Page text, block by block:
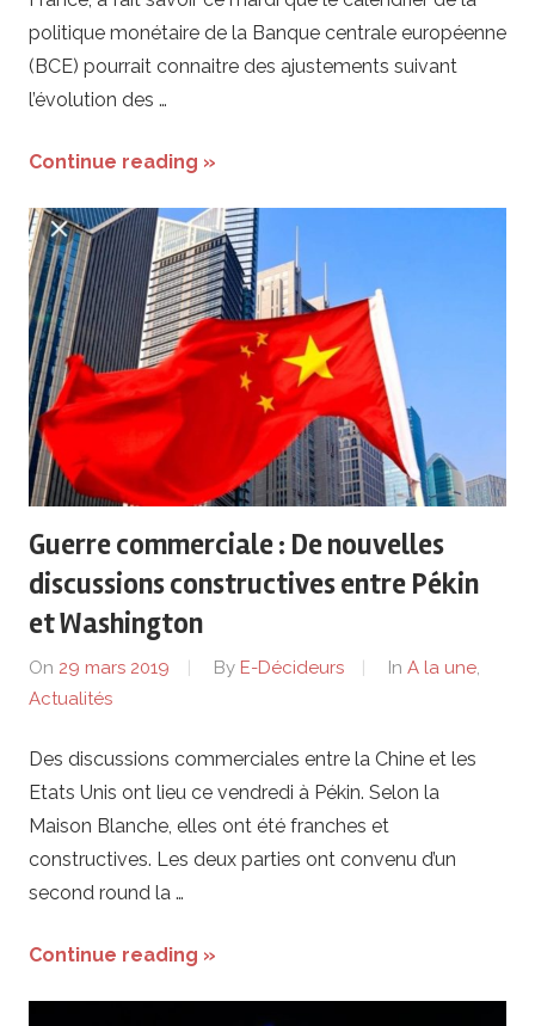
politique monétaire de la Banque centrale européenne
(BCE) pourrait connaitre des ajustements suivant
l’évolution des …
Continue reading »
Guerre commerciale : De nouvelles
discussions constructives entre Pékin
et Washington
On 29 mars 2019 By E-Décideurs In A la une,
Actualités
Des discussions commerciales entre la Chine et les
Etats Unis ont lieu ce vendredi à Pékin. Selon la
Maison Blanche, elles ont été franches et
constructives. Les deux parties ont convenu d’un
second round la …
Continue reading »